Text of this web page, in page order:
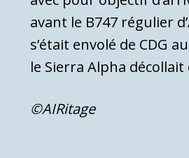
avant le B747 régulier
s’était envolé de CDG
le Sierra Alpha décollait
©AIRitage